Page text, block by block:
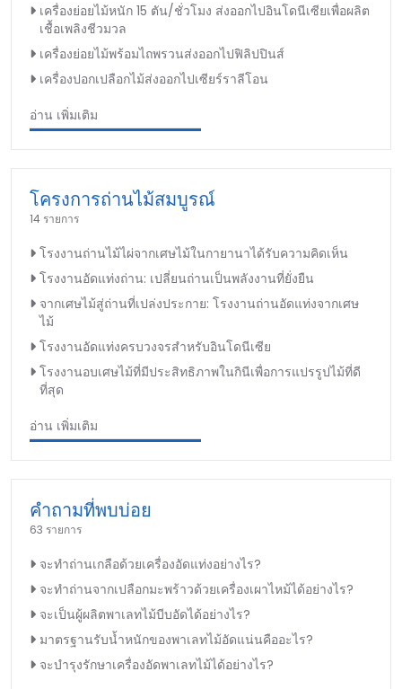
เครื่องย่อยไม้หนัก 15 ตัน/ชั่วโมง ส่งออกไปอินโดนีเซียเพื่อผลิต
เชื้อเพลิงชีวมวล
เครื่องย่อยไม้พร้อมไถพรวนส่งออกไปฟิลิปปินส์
เครื่องปอกเปลือกไม้ส่งออกไปเซียร์ราลีโอน
อ่าน เพิ่มเติม
โครงการถ่านไม้สมบูรณ์
14 รายการ
โรงงานถ่านไม้ไผ่จากเศษไม้ในกายานาได้รับความคิดเห็น
โรงงานอัดแท่งถ่าน: เปลี่ยนถ่านเป็นพลังงานที่ยั่งยืน
จากเศษไม้สู่ถ่านที่เปล่งประกาย: โรงงานถ่านอัดแท่งจากเศษ
ไม้
โรงงานอัดแท่งครบวงจรสำหรับอินโดนีเซีย
โรงงานอบเศษไม้ที่มีประสิทธิภาพในกินีเพื่อการแปรรูปไม้ที่ดี
ที่สุด
อ่าน เพิ่มเติม
คำถามที่พบบ่อย
63 รายการ
จะทำถ่านเกลือด้วยเครื่องอัดแท่งอย่างไร?
จะทำถ่านจากเปลือกมะพร้าวด้วยเครื่องเผาไหม้ได้อย่างไร?
จะเป็นผู้ผลิตพาเลทไม้บีบอัดได้อย่างไร?
มาตรฐานรับน้ำหนักของพาเลทไม้อัดแน่นคืออะไร?
จะบำรุงรักษาเครื่องอัดพาเลทไม้ได้อย่างไร?